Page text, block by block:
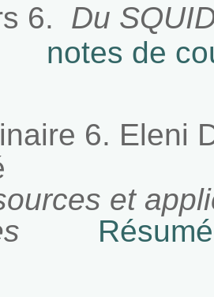
6. Du
notes de
6. Eleni
et
Résumé